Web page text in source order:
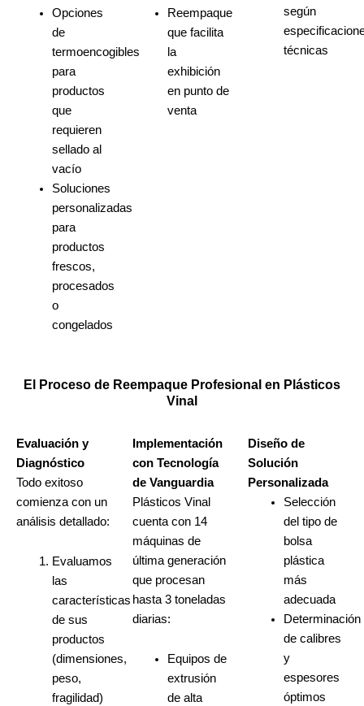
Opciones
de
termoencogibles
para
productos
que
requieren
sellado al
vacío
Soluciones
personalizadas
para
productos
frescos,
procesados
o
congelados
Reempaque
que facilita
la
exhibición
en punto de
venta
según
técnicas
El Proceso de Reempaque Profesional en Plásticos
Vinal
Evaluación y
Diagnóstico
Todo exitoso
comienza con un
análisis detallado:
Evaluamos
las
características
de sus
productos
(dimensiones,
peso,
fragilidad)
Implementación
con Tecnología
de Vanguardia
Plásticos Vinal
cuenta con 14
máquinas de
última generación
que procesan
hasta 3 toneladas
diarias:
Equipos de
extrusión
de alta
Diseño de
Solución
Personalizada
Selección
del tipo de
bolsa
plástica
más
adecuada
Determinación
de calibres
y
espesores
óptimos